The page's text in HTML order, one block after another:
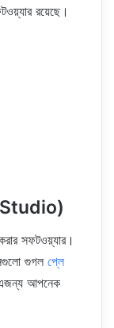
রয়েছে।
Studio)
সফটওয়্যার।
গুগল প্লে
আপনেক